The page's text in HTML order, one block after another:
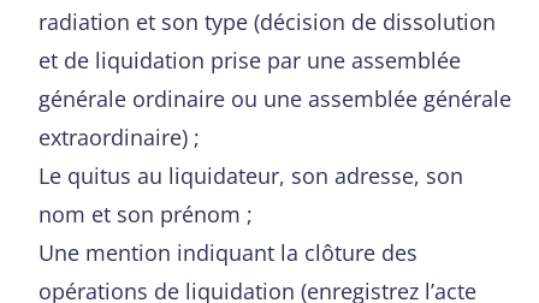
radiation et son type (décision de dissolution
et de liquidation prise par une assemblée
générale ordinaire ou une assemblée générale
extraordinaire) ;
Le quitus au liquidateur, son adresse, son
nom et son prénom ;
Une mention indiquant la clôture des
opérations de liquidation (enregistrez l’acte